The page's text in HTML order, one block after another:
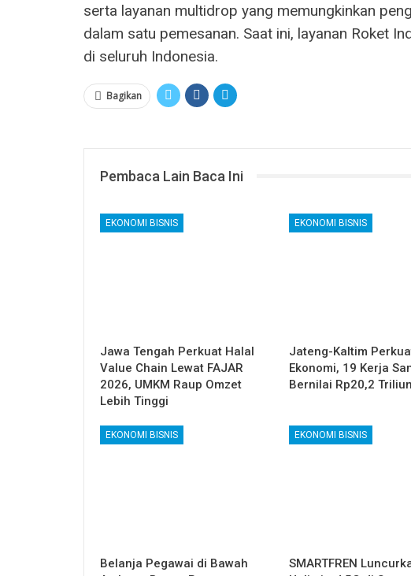
serta layanan multidrop yang memungkinkan
dalam satu pemesanan. Saat ini, layanan Roket
di seluruh Indonesia.
Bagikan
Pembaca Lain Baca Ini
EKONOMI BISNIS
Jawa Tengah Perkuat Halal
Value Chain Lewat FAJAR
2026, UMKM Raup Omzet
Lebih Tinggi
EKONOMI BISNIS
Jateng-Kaltim
Ekonomi, 19 Kerja
Bernilai Rp20,2 Triliun
EKONOMI BISNIS
Belanja Pegawai di Bawah
EKONOMI BISNIS
SMARTFREN